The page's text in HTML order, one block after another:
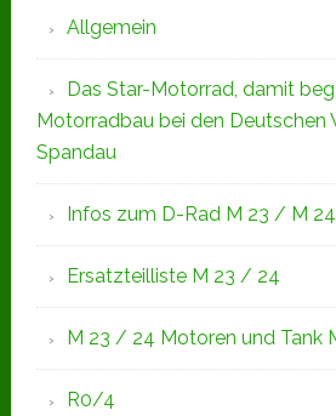
Allgemein
Das Star-Motorrad, damit
Motorradbau bei den Deutschen
Spandau
Infos zum D-Rad M 23 / M 24
Ersatzteilliste M 23 / 24
M 23 / 24 Motoren und Tank
R0/4